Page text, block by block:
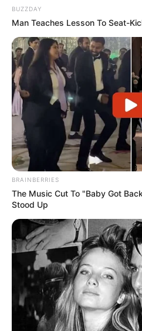
BUZZDAY
Man Teaches Lesson To Seat-
BRAINBERRIES
The Music Cut To "Baby Got
Stood Up